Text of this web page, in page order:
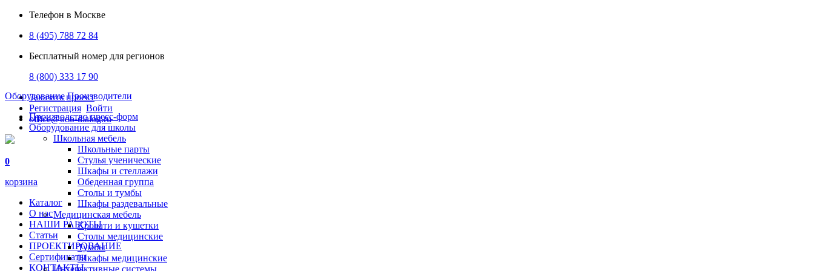
Телефон в Москве
8 (495) 788 72 84
Бесплатный номер для регионов
8 (800) 333 17 90
Заказать проект
Регистрация Войти
office@ooo-dialog.ru
0
корзина
Каталог
О нас
НАШИ РАБОТЫ
Статьи
ПРОЕКТИРОВАНИЕ
Сертификаты
КОНТАКТЫ
Оборудование Производители
Производство пресс-форм
Оборудование для школы
Школьная мебель
Школьные парты
Стулья ученические
Шкафы и стеллажи
Обеденная группа
Столы и тумбы
Шкафы раздевальные
Медицинская мебель
Кровати и кушетки
Столы медицинские
Тумбы
Шкафы медицинские
Интерактивные системы